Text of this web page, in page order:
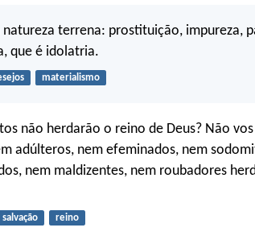
natureza terrena: prostituição, impureza,
que é idolatria.
materialismo
não herdarão o reino de Deus? Não
adúlteros, nem efeminados, nem
nem maldizentes, nem roubadores
salvação reino